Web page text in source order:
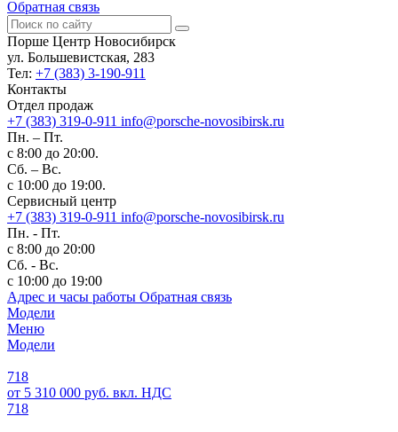
Обратная связь
Порше Центр Новосибирск
ул. Большевистская, 283
Тел: +7 (383) 3-190-911
Контакты
Отдел продаж
+7 (383) 319-0-911 info@porsche-novosibirsk.ru
Пн. – Пт.
с 8:00 до 20:00.
Сб. – Вс.
с 10:00 до 19:00.
Сервисный центр
+7 (383) 319-0-911 info@porsche-novosibirsk.ru
Пн. - Пт.
с 8:00 до 20:00
Сб. - Вс.
с 10:00 до 19:00
Адрес и часы работы Обратная связь
Модели
Меню
Модели
718
от 5 310 000 руб. вкл. НДС
718